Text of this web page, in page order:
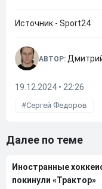
Источник - Sport24
АВТОР:
19.12.2024 • 22:26
Сергей Федоров
Далее по теме
Иностранные
покинули «Трактор»